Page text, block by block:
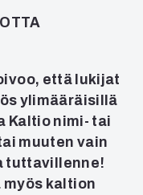
että lukijat
ylimääräisillä
Kaltio nimi- tai
muuten vain
tuttavillenne!
kaltion